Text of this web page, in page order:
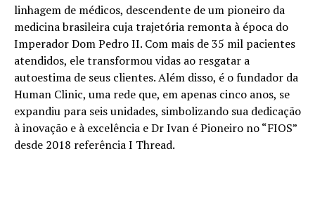
linhagem de médicos, descendente de um pioneiro da
medicina brasileira cuja trajetória remonta à época do
Imperador Dom Pedro II. Com mais de 35 mil pacientes
atendidos, ele transformou vidas ao resgatar a
autoestima de seus clientes. Além disso, é o fundador da
Human Clinic, uma rede que, em apenas cinco anos, se
expandiu para seis unidades, simbolizando sua dedicação
à inovação e à excelência e Dr Ivan é Pioneiro no “FIOS”
desde 2018 referência I Thread.